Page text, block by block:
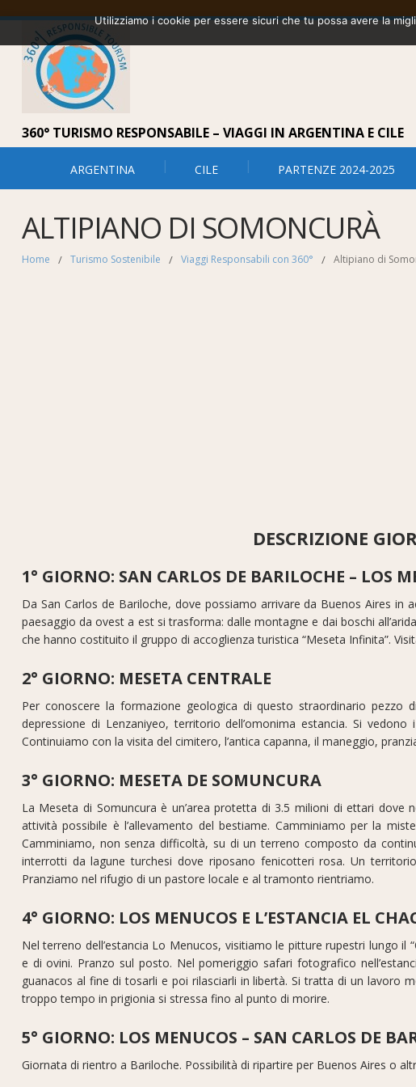
360° TURISMO RESPONSABILE – VIAGGI IN ARGENTINA E CILE
ARGENTINA CILE PARTENZE 2024-2025
ALTIPIANO DI SOMONCURÀ
Home / Turismo Sostenibile / Viaggi Responsabili con 360° / Altipiano di
DESCRIZIONE
1° GIORNO: SAN CARLOS DE BARILOCHE – LOS
Da San Carlos de Bariloche, dove possiamo arrivare da Buenos Aires
paesaggio da ovest a est si trasforma: dalle montagne e dai boschi
che hanno costituito il gruppo di accoglienza turistica “Meseta Infinita”.
2° GIORNO: MESETA CENTRALE
Per conoscere la formazione geologica di questo straordinario pezzo
depressione di Lenzaniyeo, territorio dell’omonima estancia. Si
Continuiamo con la visita del cimitero, l’antica capanna, il maneggio,
3° GIORNO: MESETA DE SOMUNCURA
La Meseta di Somuncura è un’area protetta di 3.5 milioni di ettari
attività possibile è l’allevamento del bestiame. Camminiamo per la
Camminiamo, non senza difficoltà, su di un terreno composto da
interrotti da lagune turchesi dove riposano fenicotteri rosa. Un
Pranziamo nel rifugio di un pastore locale e al tramonto rientriamo.
4° GIORNO: LOS MENUCOS E L’ESTANCIA EL
Nel terreno dell’estancia Lo Menucos, visitiamo le pitture rupestri lungo il
e di ovini. Pranzo sul posto. Nel pomeriggio safari fotografico
guanacos al fine di tosarli e poi rilasciarli in libertà. Si tratta di un lavoro
troppo tempo in prigionia si stressa fino al punto di morire.
5° GIORNO: LOS MENUCOS – SAN CARLOS DE
Giornata di rientro a Bariloche. Possibilità di ripartire per Buenos Aires o
Utilizziamo i cookie per essere sicuri che tu possa avere la